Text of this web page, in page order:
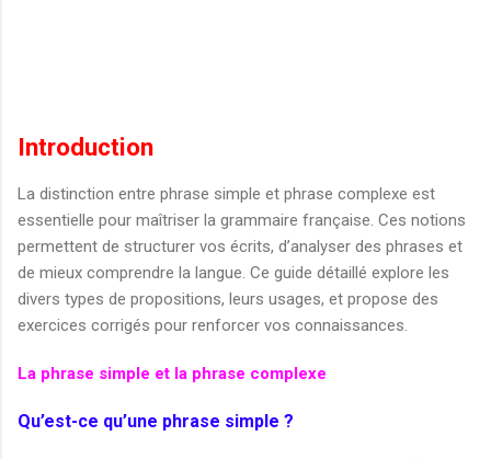
Introduction
La distinction entre phrase simple et phrase complexe est
essentielle pour maîtriser la grammaire française. Ces notions
permettent de structurer vos écrits, d’analyser des phrases et
de mieux comprendre la langue. Ce guide détaillé explore les
divers types de propositions, leurs usages, et propose des
exercices corrigés pour renforcer vos connaissances.
La phrase simple et la phrase complexe
Qu’est-ce qu’une phrase simple ?